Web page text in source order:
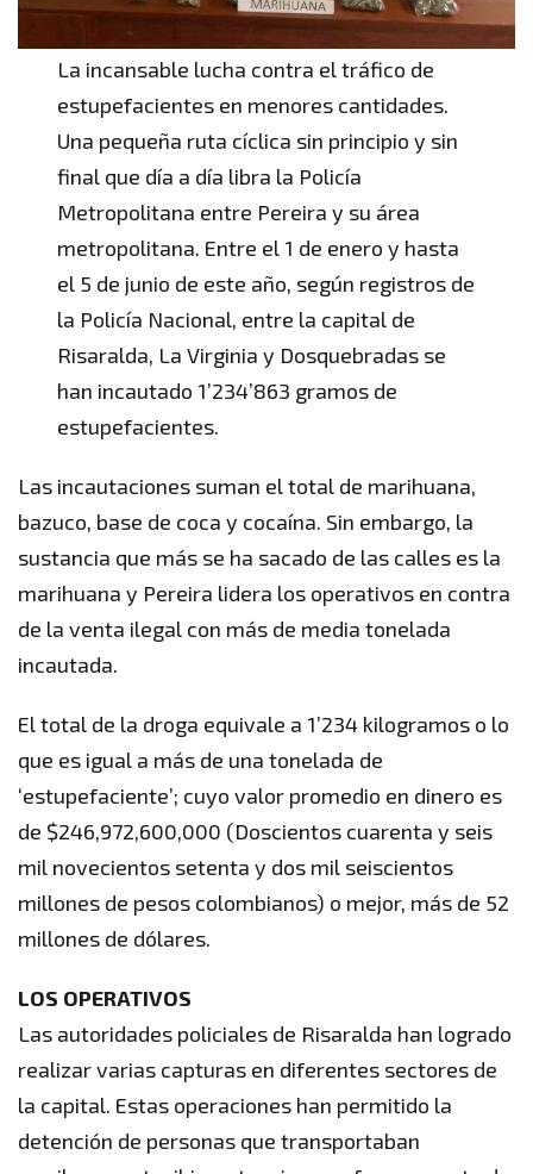
La incansable lucha contra el tráfico de
estupefacientes en menores cantidades.
Una pequeña ruta cíclica sin principio y sin
final que día a día libra la Policía
Metropolitana entre Pereira y su área
metropolitana. Entre el 1 de enero y hasta
el 5 de junio de este año, según registros de
la Policía Nacional, entre la capital de
Risaralda, La Virginia y Dosquebradas se
han incautado 1’234’863 gramos de
estupefacientes.
Las incautaciones suman el total de marihuana,
bazuco, base de coca y cocaína. Sin embargo, la
sustancia que más se ha sacado de las calles es la
marihuana y Pereira lidera los operativos en contra
de la venta ilegal con más de media tonelada
incautada.
El total de la droga equivale a 1’234 kilogramos o lo
que es igual a más de una tonelada de
‘estupefaciente’; cuyo valor promedio en dinero es
de $246,972,600,000 (Doscientos cuarenta y seis
mil novecientos setenta y dos mil seiscientos
millones de pesos colombianos) o mejor, más de 52
millones de dólares.
LOS OPERATIVOS
Las autoridades policiales de Risaralda han logrado
realizar varias capturas en diferentes sectores de
la capital. Estas operaciones han permitido la
detención de personas que transportaban